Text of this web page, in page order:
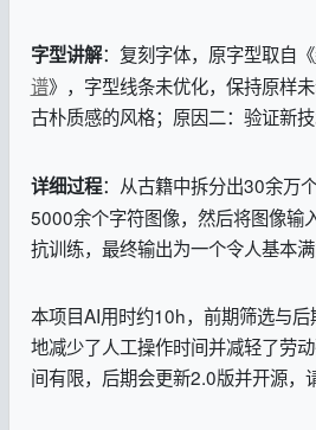
字型讲解：复刻字体，原字型取自《
谱》，字型线条未优化，保持原样
古朴质感的风格；原因二：验证新技
详细过程：从古籍中拆分出30余万
5000余个字符图像，然后将图像输
抗训练，最终输出为一个令人基本满
本项目AI用时约10h，前期筛选与
地减少了人工操作时间并减轻了劳
间有限，后期会更新2.0版并开源，